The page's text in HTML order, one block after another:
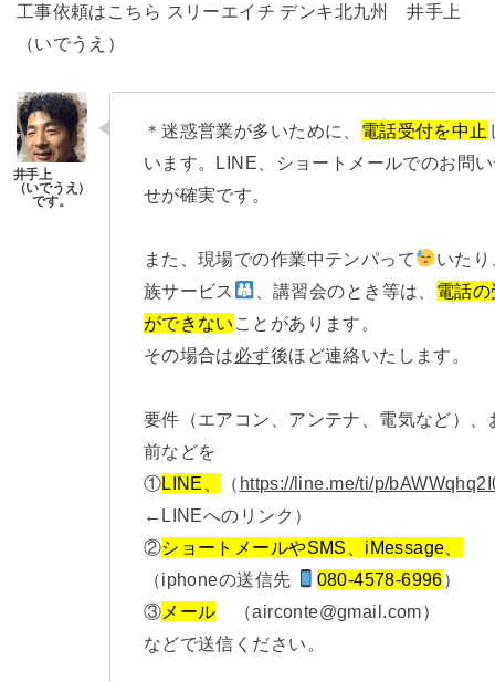
工事依頼はこちら スリーエイチ デンキ北九州 井手上
（いでうえ）
＊迷惑営業が多いために、 電話受付を中止
います。LINE、ショートメールでのお問
せが確実です。
また、現場での作業中テンパって
いたり
族サービス
、講習会のとき等は、 電話の
ができない ことがあります。
その場合は必ず後ほど連絡いたします。
要件（エアコン、アンテナ、電気など）、
前などを
①LINE、 （ https://line.me/ti/p/
←LINEへのリンク）
②ショートメールやSMS、iMessage、
（iphoneの送信先
080-4578-6996）
③ メール （airconte@gmail.com）
などで送信ください。